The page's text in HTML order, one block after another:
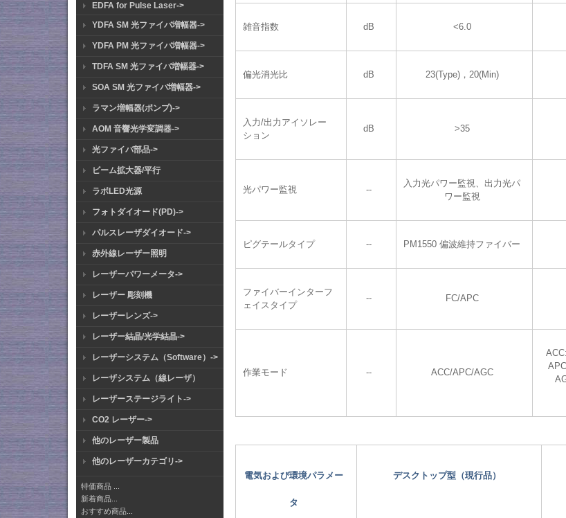
EDFA for Pulse Laser->
YDFA SM 光ファイバ増幅器->
YDFA PM 光ファイバ増幅器->
TDFA SM 光ファイバ増幅器->
SOA SM 光ファイバ増幅器->
ラマン増幅器(ポンプ)->
AOM 音響光学変調器->
光ファイバ部品->
ビーム拡大器/平行
ラボLED光源
フォトダイオード(PD)->
パルスレーザダイオード->
赤外線レーザー照明
レーザーパワーメータ->
レーザー 彫刻機
レーザーレンズ->
レーザー結晶/光学結晶->
レーザーシステム（Software）->
レーザシステム（線レーザ）
レーザーステージライト->
CO2 レーザー->
他のレーザー製品
他のレーザーカテゴリ->
特価商品 ...
新着商品...
おすすめ商品...
雑音指数 dB <6.0
偏光消光比 dB 23(Type)，20(Min)
入力/出力アイソレー
ション
dB >35
光パワー監視 --
入力光パワー監視、出力光パ
ワー監視
ピグテールタイプ -- PM1550 偏波維持ファイバー
ファイバーインターフ
ェイスタイプ
-- FC/APC
作業モード -- ACC/APC/AGC
電気および環境パラメー
タ
デスクトップ型（現行品）